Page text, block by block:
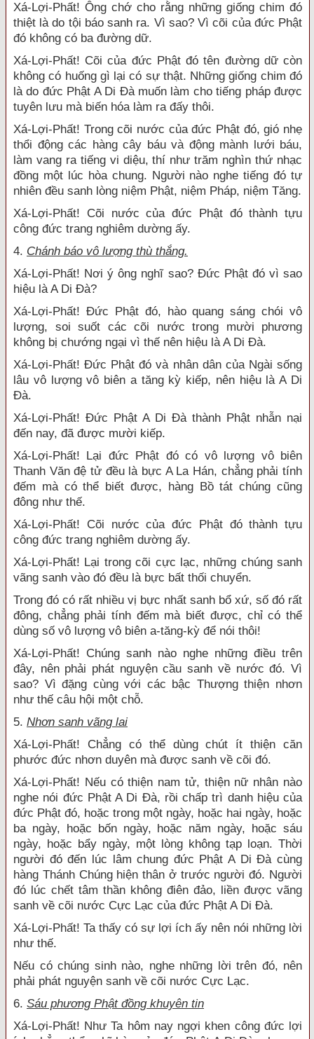
Xá-Lợi-Phất! Ông chớ cho rằng những giống chim đó
thiệt là do tội báo sanh ra. Vì sao? Vì cõi của đức Phật
đó không có ba đường dữ.
Xá-Lợi-Phất! Cõi của đức Phật đó tên đường dữ còn
không có huống gì lại có sự thật. Những giống chim đó
là do đức Phật A Di Đà muốn làm cho tiếng pháp được
tuyên lưu mà biến hóa làm ra đấy thôi.
Xá-Lợi-Phất! Trong cõi nước của đức Phật đó, gió nhẹ
thổi động các hàng cây báu và động mành lưới báu,
làm vang ra tiếng vi diệu, thí như trăm nghìn thứ nhạc
đồng một lúc hòa chung. Người nào nghe tiếng đó tự
nhiên đều sanh lòng niệm Phật, niệm Pháp, niệm Tăng.
Xá-Lợi-Phất! Cõi nước của đức Phật đó thành tựu
công đức trang nghiêm dường ấy.
4. Chánh báo vô lượng thù thắng.
Xá-Lợi-Phất! Nơi ý ông nghĩ sao? Đức Phật đó vì sao
hiệu là A Di Đà?
Xá-Lợi-Phất! Đức Phật đó, hào quang sáng chói vô
lượng, soi suốt các cõi nước trong mười phương
không bị chướng ngại vì thế nên hiệu là A Di Đà.
Xá-Lợi-Phất! Đức Phật đó và nhân dân của Ngài sống
lâu vô lượng vô biên a tăng kỳ kiếp, nên hiệu là A Di
Đà.
Xá-Lợi-Phất! Đức Phật A Di Đà thành Phật nhẫn nại
đến nay, đã được mười kiếp.
Xá-Lợi-Phất! Lại đức Phật đó có vô lượng vô biên
Thanh Văn đệ tử đều là bực A La Hán, chẳng phải tính
đếm mà có thể biết được, hàng Bồ tát chúng cũng
đông như thế.
Xá-Lợi-Phất! Cõi nước của đức Phật đó thành tựu
công đức trang nghiêm dường ấy.
Xá-Lợi-Phất! Lại trong cõi cực lạc, những chúng sanh
vãng sanh vào đó đều là bực bất thối chuyển.
Trong đó có rất nhiều vị bực nhất sanh bổ xứ, số đó rất
đông, chẳng phải tính đếm mà biết được, chỉ có thể
dùng số vô lượng vô biên a-tăng-kỳ để nói thôi!
Xá-Lợi-Phất! Chúng sanh nào nghe những điều trên
đây, nên phải phát nguyện cầu sanh về nước đó. Vì
sao? Vì đặng cùng với các bậc Thượng thiện nhơn
như thế câu hội một chỗ.
5. Nhơn sanh vãng lai
Xá-Lợi-Phất! Chẳng có thể dùng chút ít thiện căn
phước đức nhơn duyên mà được sanh về cõi đó.
Xá-Lợi-Phất! Nếu có thiện nam tử, thiện nữ nhân nào
nghe nói đức Phật A Di Đà, rồi chấp trì danh hiệu của
đức Phật đó, hoặc trong một ngày, hoặc hai ngày, hoặc
ba ngày, hoặc bốn ngày, hoặc năm ngày, hoặc sáu
ngày, hoặc bẩy ngày, một lòng không tạp loạn. Thời
người đó đến lúc lâm chung đức Phật A Di Đà cùng
hàng Thánh Chúng hiện thân ở trước người đó. Người
đó lúc chết tâm thần không điên đảo, liền được vãng
sanh về cõi nước Cực Lạc của đức Phật A Di Đà.
Xá-Lợi-Phất! Ta thấy có sự lợi ích ấy nên nói những lời
như thế.
Nếu có chúng sinh nào, nghe những lời trên đó, nên
phải phát nguyện sanh về cõi nước Cực Lạc.
6. Sáu phương Phật đồng khuyên tin
Xá-Lợi-Phất! Như Ta hôm nay ngợi khen công đức lợi